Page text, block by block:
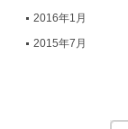
2016年1月
2015年7月